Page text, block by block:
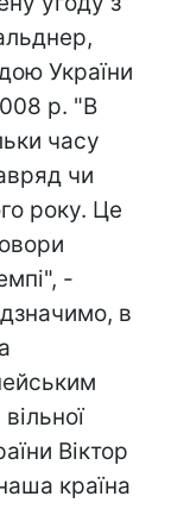
України
р. "В
часу
чи
року. Це
-
в
Віктор
країна